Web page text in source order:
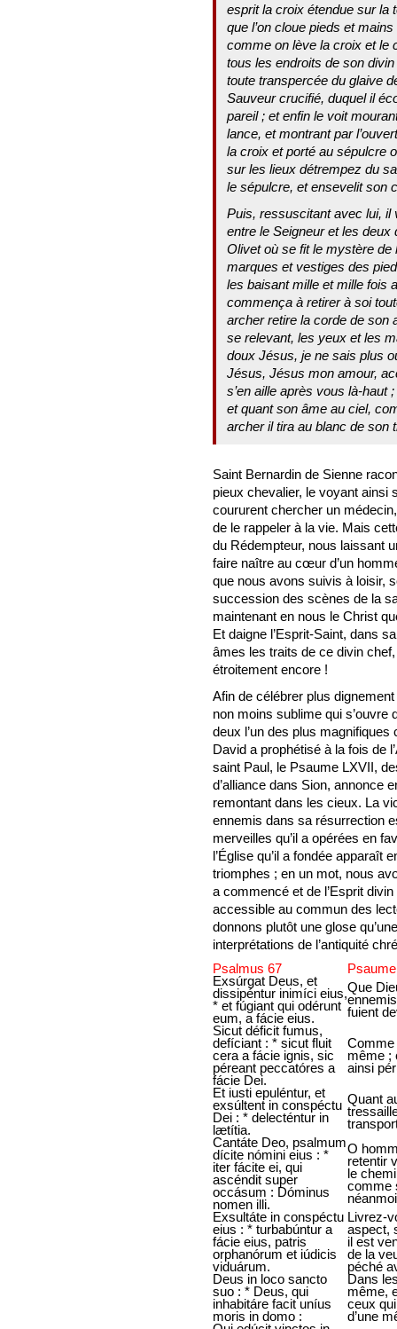
esprit la croix étendue sur la
que l’on cloue pieds et
comme on lève la croix et le
tous les endroits de son
toute transpercée du glaive
Sauveur crucifié, duquel il
pareil ; et enfin le voit
lance, et montrant par
la croix et porté au sépulcre
sur les lieux détrempez du
le sépulcre, et ensevelit son
Puis, ressuscitant avec lui, il
entre le Seigneur et les
Olivet où se fit le mystère de
marques et vestiges des
les baisant mille et mille fois
commença à retirer à soi
archer retire la corde de son
se relevant, les yeux et les
doux Jésus, je ne sais plus
Jésus, Jésus mon amour,
s’en aille après vous là-haut
et quant son âme au ciel,
archer il tira au blanc de son
Saint Bernardin de Sienne
pieux chevalier, le voyant ainsi
coururent chercher un
de le rappeler à la vie. Mais
du Rédempteur, nous laissant
faire naître au cœur d’un
que nous avons suivis à loisir,
succession des scènes de la
maintenant en nous le Christ
Et daigne l’Esprit-Saint, dans
âmes les traits de ce divin
étroitement encore !
Afin de célébrer plus
non moins sublime qui
deux l’un des plus magnifiques
David a prophétisé à la fois de
saint Paul, le Psaume LXVII,
d’alliance dans Sion, annonce
remontant dans les cieux. La
ennemis dans sa résurrection
merveilles qu’il a opérées en
l’Église qu’il a fondée apparaît
triomphes ; en un mot, nous
a commencé et de l’Esprit
accessible au commun des
donnons plutôt une glose
interprétations de l’antiquité
Psalmus 67
Exsúrgat Deus, et
dissipéntur inimíci eius,
* et fúgiant qui odérunt
eum, a fácie eius.
Que
fuient
Sicut déficit fumus,
defíciant : * sicut fluit
cera a fácie ignis, sic
péreant peccatóres a
fácie Dei.
Comme
même ;
ainsi
Et iusti epuléntur, et
exsúltent in conspéctu
Dei : * delecténtur in
lætítia.
Quant
Cantáte Deo, psalmum
dícite nómini eius : *
iter fácite ei, qui
ascéndit super
occásum : Dóminus
nomen illi.
O
retentir
le
comme
Exsultáte in conspéctu
eius : * turbabúntur a
fácie eius, patris
orphanórum et iúdicis
viduárum.
Livrez-
aspect,
il est
de la
péché
Deus in loco sancto
suo : * Deus, qui
inhabitáre facit uníus
moris in domo :
Dans
même,
ceux
d’une